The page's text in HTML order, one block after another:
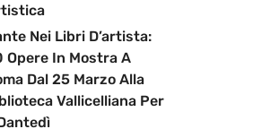
Nei Libri D’artista:
Opere In Mostra A
Dal 25 Marzo Alla
Vallicelliana Per